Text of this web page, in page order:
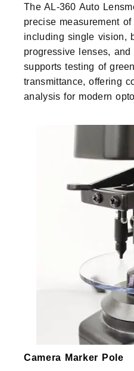
The AL-360 Auto
precise measurement
including single vision,
progressive lenses,
supports testing of
transmittance, offering
analysis for modern
Camera Marker Pole